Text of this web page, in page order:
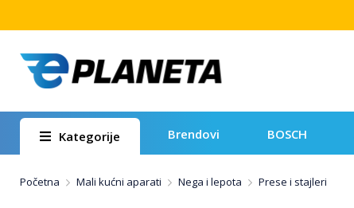
Kategorije Brendovi BOSCH
Početna Mali kućni aparati Nega i lepota Prese i stajleri